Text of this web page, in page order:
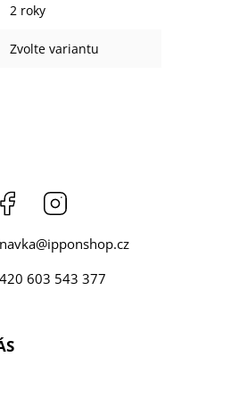
2 roky
Zvolte variantu
Facebook
@ipponshop.cz
603 543 377